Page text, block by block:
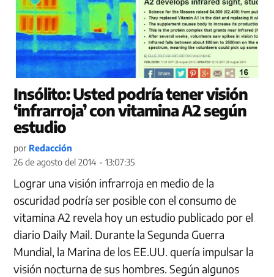
Insólito: Usted podría tener visión
‘infrarroja’ con vitamina A2 según
estudio
por Redacción
26 de agosto del 2014 - 13:07:35
Lograr una visión infrarroja en medio de la
oscuridad podría ser posible con el consumo de
vitamina A2 revela hoy un estudio publicado por el
diario Daily Mail. Durante la Segunda Guerra
Mundial, la Marina de los EE.UU. quería impulsar la
visión nocturna de sus hombres. Según algunos